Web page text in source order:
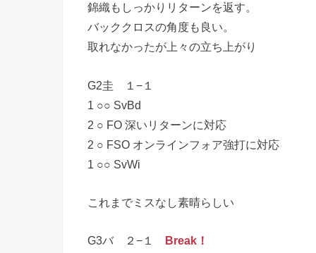
錦織もしっかりリターンを返す。
バッククロスの角度も良い。
取れなかったが上々の立ち上がり
G2圭 １−１
1 ○○ SvBd
2 ○ FO 深いリターンに対応
2 ○ FSO オンラインフォア強打に対応
1 ○○ SvWi
これまでミスなし素晴らしい
G3バ ２−１ Break！